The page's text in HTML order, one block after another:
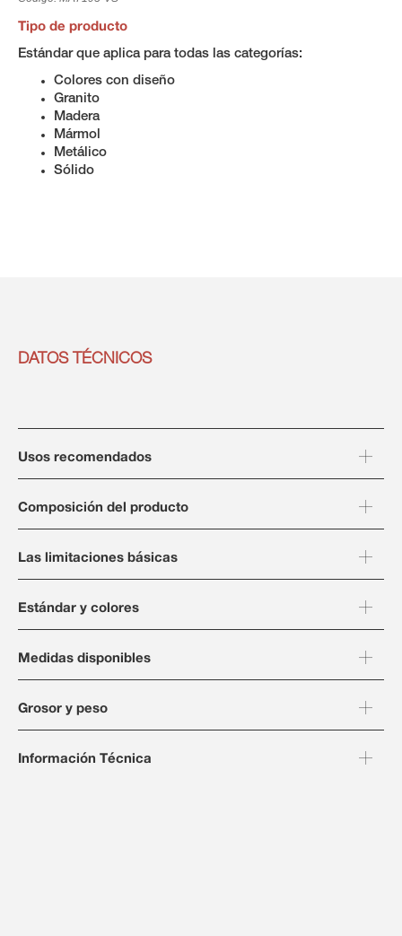
Tipo de producto
Estándar que aplica para todas las categorías:
Colores con diseño
Granito
Madera
Mármol
Metálico
Sólido
DATOS TÉCNICOS
Usos recomendados
Composición del producto
Las limitaciones básicas
Estándar y colores
Medidas disponibles
Grosor y peso
Información Técnica